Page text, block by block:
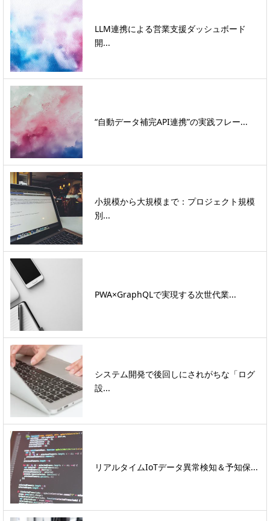
LLM連携による営業支援ダッシュボード
開...
“自動データ補完API連携”の実践フレー...
小規模から大規模まで：プロジェクト規模
別...
PWA×GraphQLで実現する次世代業...
システム開発で後回しにされがちな「ログ
設...
リアルタイムIoTデータ異常検知＆予知保...